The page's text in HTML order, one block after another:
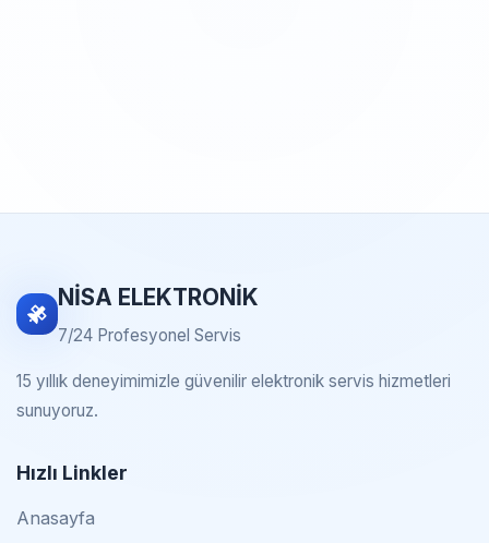
NİSA ELEKTRONİK
7/24 Profesyonel Servis
15 yıllık deneyimimizle güvenilir elektronik servis hizmetleri
sunuyoruz.
Hızlı Linkler
Anasayfa